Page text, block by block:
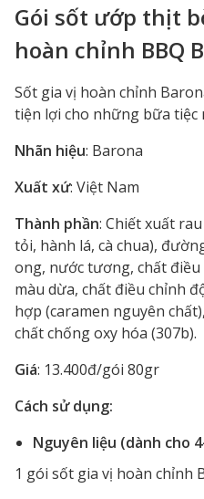
Gói sốt ướp thịt
hoàn chỉnh BBQ
Sốt gia vị hoàn chỉnh
tiện lợi cho những bữa tiệc
Nhãn hiệu: Barona
Xuất xứ: Việt Nam
Thành phần: Chiết xuất
tỏi, hành lá, cà chua),
ong, nước tương, chất điều
màu dừa, chất điều chỉnh
hợp (caramen nguyên
chất chống oxy hóa (307b).
Giá: 13.400đ/gói 80gr
Cách sử dụng:
Nguyên liệu (dành cho
1 gói sốt gia vị hoàn chỉnh